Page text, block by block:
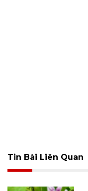
Tin Bài Liên Quan